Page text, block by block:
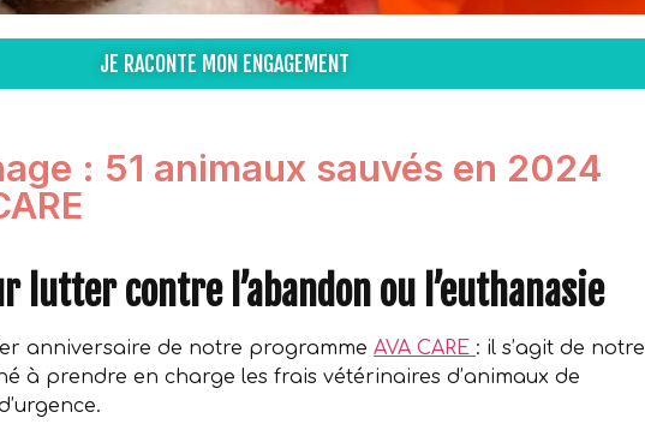
JE RACONTE MON ENGAGEMENT
: 51 animaux sauvés en 2024
lutter contre l’abandon ou l’euthanasie
anniversaire de notre programme AVA CARE : il s’agit de notre
à prendre en charge les frais vétérinaires d’animaux de